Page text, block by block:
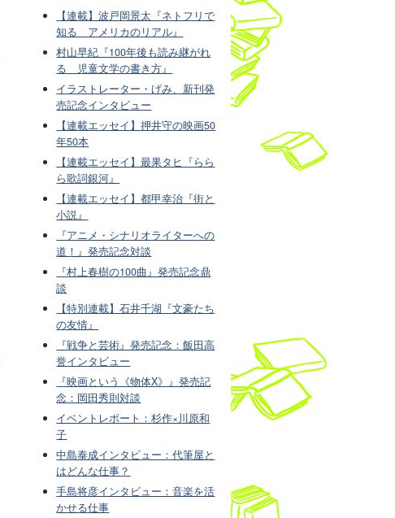
【連載】波戸岡景太『ネトフリで
知る アメリカのリアル』
村山早紀『100年後も読み継がれ
る 児童文学の書き方』
イラストレーター・げみ、新刊発
売記念インタビュー
【連載エッセイ】押井守の映画50
年50本
【連載エッセイ】最果タヒ『らら
ら歌詞銀河』
【連載エッセイ】都甲幸治『街と
小説』
『アニメ・シナリオライターへの
道！』発売記念対談
『村上春樹の100曲』発売記念鼎
談
【特別連載】石井千湖『文豪たち
の友情』
『戦争と芸術』発売記念：飯田高
誉インタビュー
『映画という《物体X》』発売記
念：岡田秀則対談
イベントレポート：杉作×川原和
子
中島泰成インタビュー：代筆屋と
はどんな仕事？
手島将彦インタビュー：音楽を活
かせる仕事